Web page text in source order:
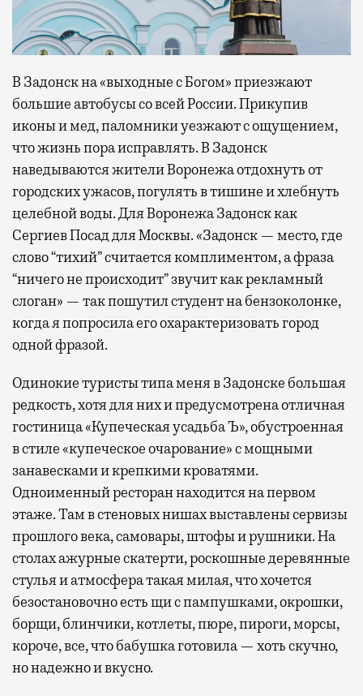
В Задонск на «выходные с Богом» приезжают
большие автобусы со всей России. Прикупив
иконы и мед, паломники уезжают с ощущением,
что жизнь пора исправлять. В Задонск
наведываются жители Воронежа отдохнуть от
городских ужасов, погулять в тишине и хлебнуть
целебной воды. Для Воронежа Задонск как
Сергиев Посад для Москвы. «Задонск — место, где
слово “тихий” считается комплиментом, а фраза
“ничего не происходит” звучит как рекламный
слоган» — так пошутил студент на бензоколонке,
когда я попросила его охарактеризовать город
одной фразой.
Одинокие туристы типа меня в Задонске большая
редкость, хотя для них и предусмотрена отличная
гостиница «Купеческая усадьба Ъ», обустроенная
в стиле «купеческое очарование» с мощными
занавесками и крепкими кроватями.
Одноименный ресторан находится на первом
этаже. Там в стеновых нишах выставлены сервизы
прошлого века, самовары, штофы и рушники. На
столах ажурные скатерти, роскошные деревянные
стулья и атмосфера такая милая, что хочется
безостановочно есть щи с пампушками, окрошки,
борщи, блинчики, котлеты, пюре, пироги, морсы,
короче, все, что бабушка готовила — хоть скучно,
но надежно и вкусно.